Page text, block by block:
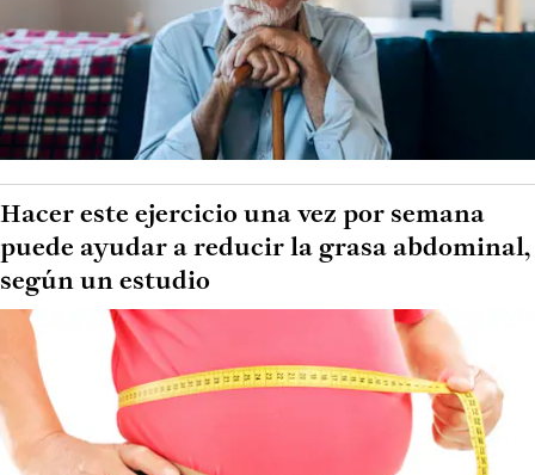
Hacer este ejercicio una vez por semana
puede ayudar a reducir la grasa abdominal,
según un estudio